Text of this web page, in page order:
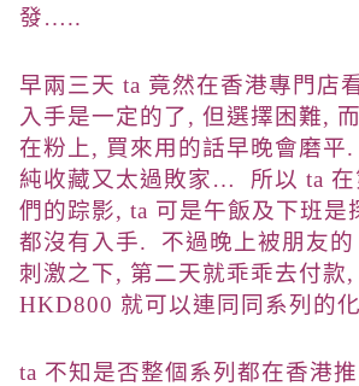
發…..
早兩三天 ta 竟然在香港專門店
入手是一定的了, 但選擇困難,
在粉上, 買來用的話早晚會磨平
純收藏又太過敗家… 所以 ta 在
們的踪影, ta 可是午飯及下班是
都沒有入手. 不過晚上被朋友的
刺激之下, 第二天就乖乖去付款
HKD800 就可以連同同系列的
ta 不知是否整個系列都在香港